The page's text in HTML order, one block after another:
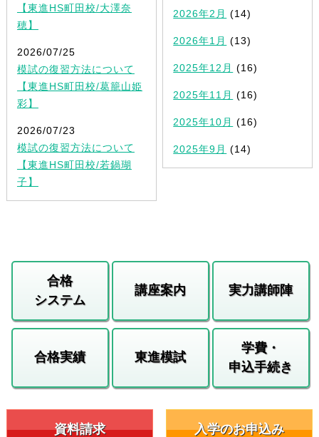
【東進HS町田校/大澤奈
穂】
2026/07/25
模試の復習方法について
【東進HS町田校/葛籠山姫
彩】
2026/07/23
模試の復習方法について
【東進HS町田校/若鍋瑚
子】
2026年2月 (14)
2026年1月 (13)
2025年12月 (16)
2025年11月 (16)
2025年10月 (16)
2025年9月 (14)
合格
システム
講座案内 実力講師陣
合格実績 東進模試
学費・
申込手続き
資料請求 入学のお申込み